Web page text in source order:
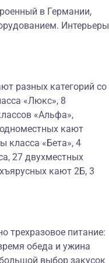
в Германии,
Интерьеры
разных категорий со
«Люкс», 8
«Альфа»,
кают
класса «Бета», 4
27 двухместных
кают 2Б, 3
трехразовое питание:
обеда и ужина
выбор закусок